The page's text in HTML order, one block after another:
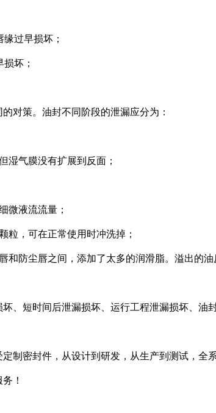
过早损坏；
坏；
对策。油封不同阶段的泄漏应分为：
湿气膜没有扩展到反面；
微液流流量；
粒，可在正常使用时冲洗掉；
和防尘唇之间，添加了太多的润滑脂。溢出的
、短时间后泄漏损坏、运行工程泄漏损坏、油
制密封件，从设计到研发，从生产到测试，全
！